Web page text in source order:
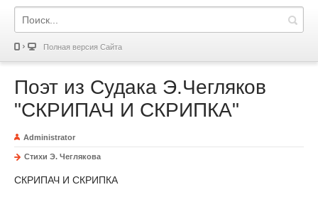
Полная версия Сайта
Поэт из Судака Э.Чегляков
"СКРИПАЧ И СКРИПКА"
Administrator
Стихи Э. Чеглякова
СКРИПАЧ И СКРИПКА